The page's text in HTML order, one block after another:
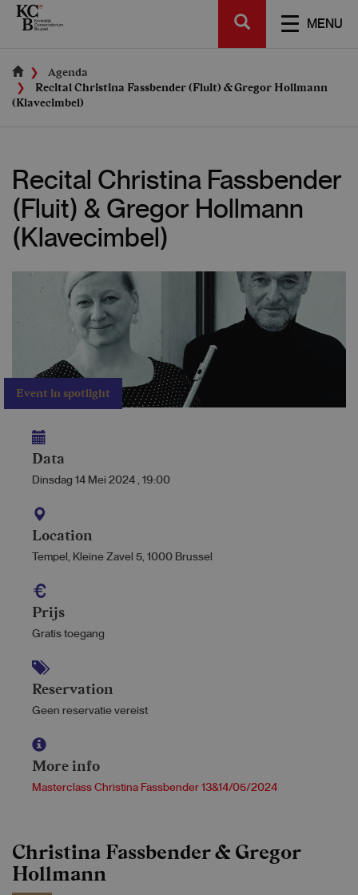
Skip
MENU
SEARCH
Agenda
Recital Christina Fassbender (Fluit) & Gregor Hollmann
(Klavecimbel)
Recital Christina Fassbender
(Fluit) & Gregor Hollmann
(Klavecimbel)
Event in spotlight
Data
Dinsdag 14 Mei 2024 , 19:00
Location
Tempel, Kleine Zavel 5, 1000 Brussel
Prijs
Gratis toegang
Reservation
Geen reservatie vereist
More info
Masterclass Christina Fassbender 13&14/05/2024
Christina Fassbender & Gregor
Hollmann